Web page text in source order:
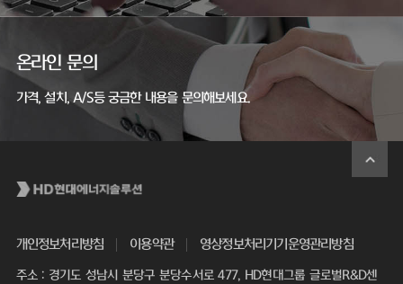
온라인 문의
가격, 설치, A/S등 궁금한 내용을 문의해보세요.
개인정보처리방침 이용약관 영상정보처리기기운영관리방침
주소 : 경기도 성남시 분당구 분당수서로 477, HD현대그룹 글로벌R&D센